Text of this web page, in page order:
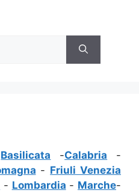
Basilicata -Calabria -
- Friuli Venezia
- Lombardia - Marche-